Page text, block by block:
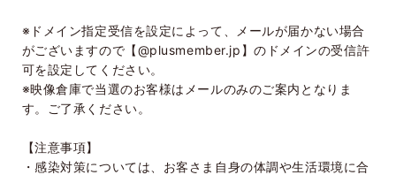
※ドメイン指定受信を設定によって、メールが届かない場合
がございますので【@plusmember.jp 】のドメインの受信許
可を設定してください。
※映像倉庫で当選のお客様はメールのみのご案内となりま
す。ご了承ください。
【注意事項】
・感染対策については、お客さま自身の体調や生活環境に合